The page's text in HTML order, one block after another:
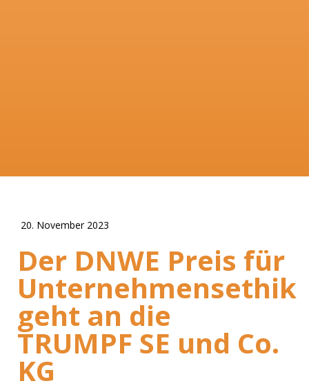
20. November 2023
Der DNWE Preis für
Unternehmensethik
geht an die
TRUMPF SE und Co.
KG